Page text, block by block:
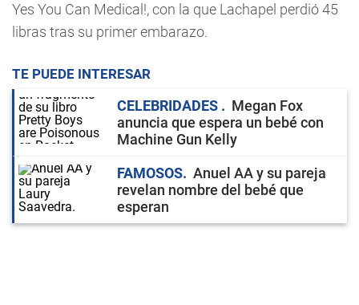
Yes You Can Medical!, con la que Lachapel perdió 45
libras tras su primer embarazo.
TE PUEDE INTERESAR
CELEBRIDADES
Megan Fox
anuncia que espera un bebé con
Machine Gun Kelly
FAMOSOS
Anuel AA y su pareja
revelan nombre del bebé que
esperan